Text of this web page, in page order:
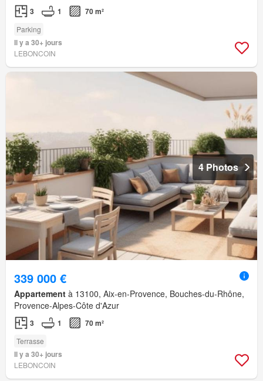
3 1 70 m²
Parking
Il y a 30+ jours
LEBONCOIN
4 Photos
339 000 €
Appartement à 13100, Aix-en-Provence, Bouches-du-Rhône,
Provence-Alpes-Côte d'Azur
3 1 70 m²
Terrasse
Il y a 30+ jours
LEBONCOIN